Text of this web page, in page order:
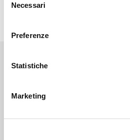
delNecessari
Preferenze
Statistiche
Marketing